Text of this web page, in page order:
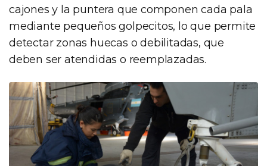
cajones y la puntera que componen cada pala
mediante pequeños golpecitos, lo que permite
detectar zonas huecas o debilitadas, que
deben ser atendidas o reemplazadas.